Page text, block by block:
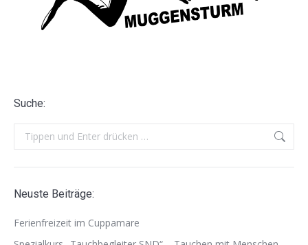
Suche:
Search:
Neuste Beiträge:
Ferienfreizeit im Cuppamare